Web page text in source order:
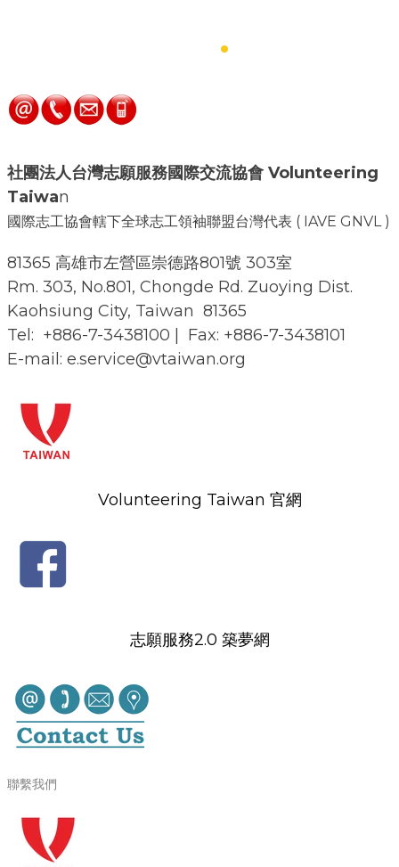
.
社團法人台灣志願服務國際交流協會 Volunteering
Taiwan
國際志工協會轄下全球志工領袖聯盟台灣代表 ( IAVE GNVL )
81365 高雄市左營區崇德路801號 303室
Rm. 303, No.801, Chongde Rd. Zuoying Dist.
Kaohsiung City, Taiwan 81365
Tel: +886-7-3438100 | Fax: +886-7-3438101
E-mail: e.service@vtaiwan.org
Volunteering Taiwan 官網
志願服務2.0 築夢網
聯繫我們